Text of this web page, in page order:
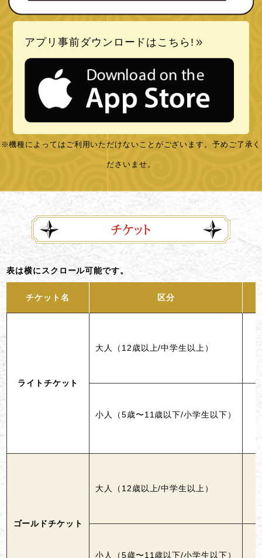
アプリ事前ダウンロードはこちら!
※機種によってはご利用いただけないことがございます。予めご了承く
ださいませ。
表は横にスクロール可能です。
チケット名 区分
ライトチケット
大人（12歳以上/中学生以上）
小人（5歳〜11歳以下/小学生以下）
ゴールドチケット
大人（12歳以上/中学生以上）
小人（5歳〜11歳以下/小学生以下）